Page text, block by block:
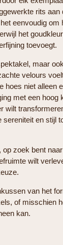
rits aan
eenvoudig om
het
toevoegt.
maar
velours
hoes niet alleen
met een hoog
wilt
en stijl
zoek bent
wilt
van het
of misschien
kan.